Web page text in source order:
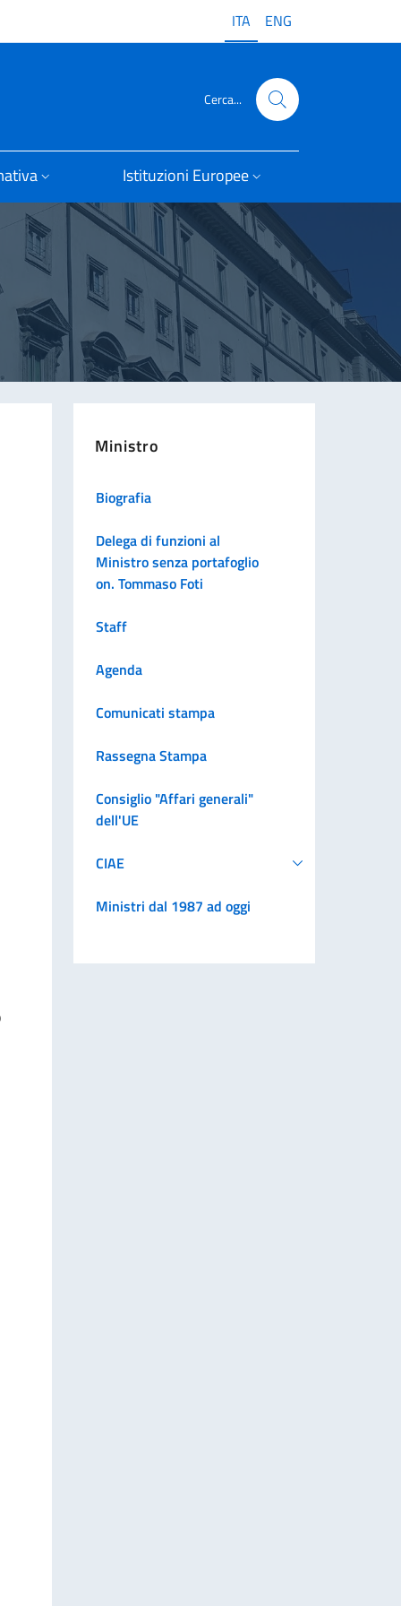
ITA ENG
Cerca...
Istituzioni Europee
Ministro
Biografia
Delega di funzioni al
Ministro senza portafoglio
on. Tommaso Foti
Staff
Agenda
Comunicati stampa
Rassegna Stampa
Consiglio "Affari generali"
dell'UE
CIAE
Ministri dal 1987 ad oggi